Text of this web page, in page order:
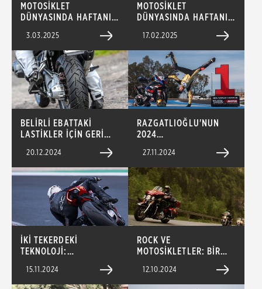
MOTOSİKLET
DÜNYASINDA HAFTANIN
EN İLGİNÇ GELİŞMELERİ
3.03.2025
MOTOSİKLET
DÜNYASINDA HAFTANIN
EN İLGİNÇ GELİŞMELERİ
17.02.2025
BELİRLİ EBATTAKİ
LASTİKLER İÇİN GERİ
20.12.2024
RAZGATLIOĞLU'NUN
2024
ARDINDAKİ MÜCADELE
27.11.2024
İKİ TEKERDEKİ
TEKNOLOJİ:
GELECEĞİ
15.11.2024
ROCK VE
MOTOSİKLETLER: BİR
HİKAYESİ
12.10.2024